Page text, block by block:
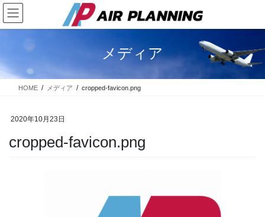
コ
ン
テ
に
移
ナ
ビ
ゲ
ョ
ン
メディア
HOME メディア cropped-favicon.png
2020年10月23日
cropped-favicon.png